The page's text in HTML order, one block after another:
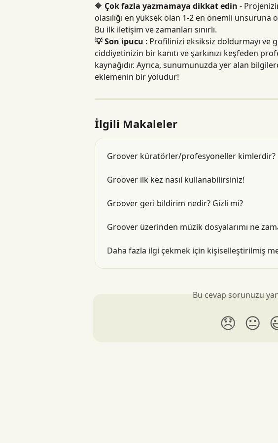
🔶 Çok fazla yazmamaya dikkat edin -
olasılığı en yüksek olan 1-2 en önemli unsuruna
Bu ilk iletişim ve zamanları sınırlı.
💡 Son ipucu : Profilinizi eksiksiz doldurmayı ve
ciddiyetinizin bir kanıtı ve şarkınızı keşfeden
kaynağıdır. Ayrıca, sunumunuzda yer alan
eklemenin bir yoludur!
İlgili Makaleler
Groover küratörler/profesyoneller kimlerdir?
Groover ilk kez nasıl kullanabilirsiniz!
Groover geri bildirim nedir? Gizli mi?
Groover üzerinden müzik dosyalarımı ne
Daha fazla ilgi çekmek için kişiselleştirilmiş
Bu cevap sorunuzu
😞 😐